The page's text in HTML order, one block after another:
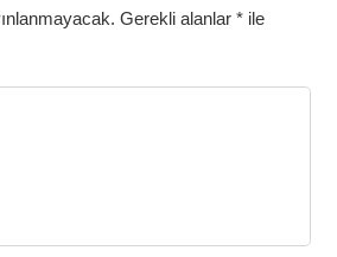
Gerekli alanlar *ile